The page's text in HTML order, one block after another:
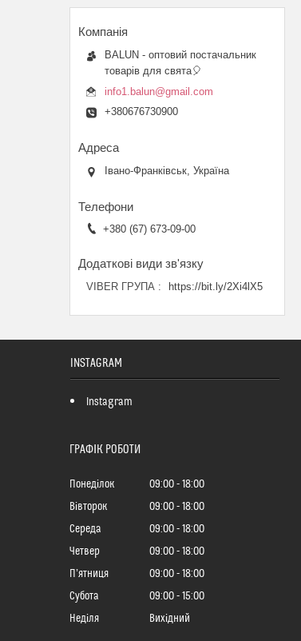
BALUN - оптовий постачальник
товарів для свята🎈
info1.balun@gmail.com
+380676730900
Івано-Франківськ, Україна
+380 (67) 673-09-00
VIBER ГРУПА https://bit.ly/2Xi4lX5
INSTAGRAM
Instagram
ГРАФІК РОБОТИ
Понеділок 09:00
18:00
Вівторок
09:00
18:00
Середа
09:00
18:00
Четвер
09:00
18:00
Пʼятниця
09:00
18:00
Субота
09:00
15:00
Неділя
Вихідний